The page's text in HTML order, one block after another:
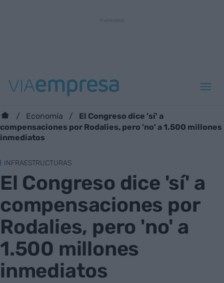
Economía
El Congreso dice 'sí' a
compensaciones por Rodalies, pero 'no' a 1.500 millones
inmediatos
INFRAESTRUCTURAS
El Congreso dice 'sí' a
compensaciones por
Rodalies, pero 'no' a
1.500 millones
inmediatos